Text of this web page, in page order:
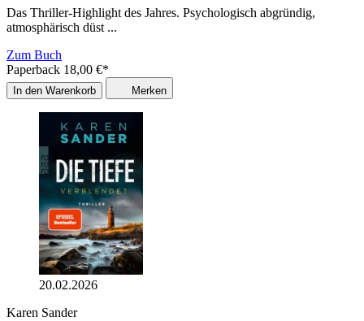
Das Thriller-Highlight des Jahres. Psychologisch abgründig,
atmosphärisch düst ...
Zum Buch
Paperback 18,00 €*
In den Warenkorb Merken
20.02.2026
Karen Sander